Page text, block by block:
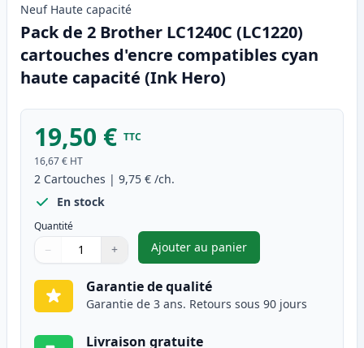
Neuf Haute capacité
Pack de 2 Brother LC1240C (LC1220)
cartouches d'encre compatibles cyan
haute capacité (Ink Hero)
19,50 € TTC
16,67 € HT
2 Cartouches | 9,75 € /ch.
En stock
Quantité
Quantité
Utilisez les boutons pour ajuster
− +
Quantité
Ajouter au panier
,Pack de 2 Brother LC1240C
Garantie de qualité
Garantie de 3 ans. Retours sous 90 jours
Livraison gratuite